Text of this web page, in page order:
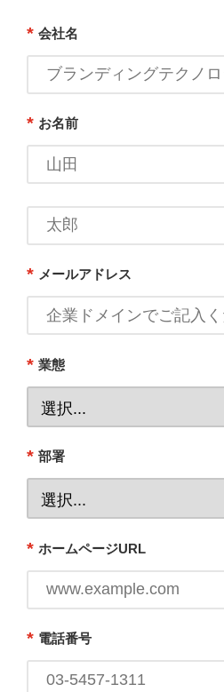
* 会社名
* お名前
* メールアドレス
* 業態
* 部署
* ホームページURL
* 電話番号